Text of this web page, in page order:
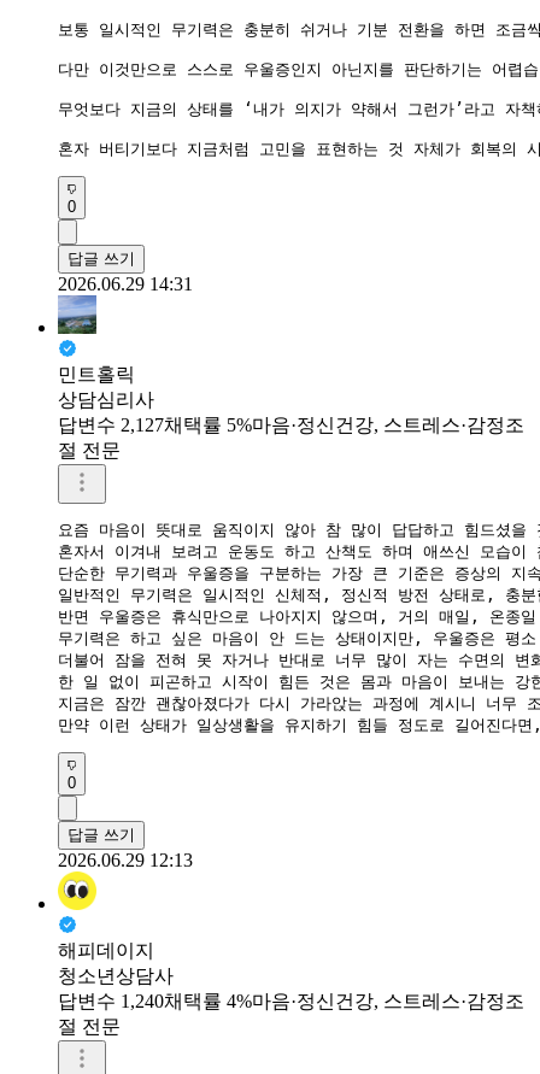
보통 일시적인 무기력은 충분히 쉬거나 기분 전환을 하면 조
다만 이것만으로 스스로 우울증인지 아닌지를 판단하기는 어
무엇보다 지금의 상태를 ‘내가 의지가 약해서 그런가’라고 자
혼자 버티기보다 지금처럼 고민을 표현하는 것 자체가 회복의
0
답글 쓰기
2026.06.29 14:31
민트홀릭
상담심리사
답변수 2,127채택률 5%마음·정신건강, 스트레스·감정조
절 전문
요즘 마음이 뜻대로 움직이지 않아 참 많이 답답하고 힘드셨을
혼자서 이겨내 보려고 운동도 하고 산책도 하며 애쓰신 모습이
단순한 무기력과 우울증을 구분하는 가장 큰 기준은 증상의 지
일반적인 무기력은 일시적인 신체적, 정신적 방전 상태로, 충
반면 우울증은 휴식만으로 나아지지 않으며, 거의 매일, 온종
무기력은 하고 싶은 마음이 안 드는 상태이지만, 우울증은 평
더불어 잠을 전혀 못 자거나 반대로 너무 많이 자는 수면의
한 일 없이 피곤하고 시작이 힘든 것은 몸과 마음이 보내는
지금은 잠깐 괜찮아졌다가 다시 가라앉는 과정에 계시니 너무
만약 이런 상태가 일상생활을 유지하기 힘들 정도로 길어진다
0
답글 쓰기
2026.06.29 12:13
해피데이지
청소년상담사
답변수 1,240채택률 4%마음·정신건강, 스트레스·감정조
절 전문